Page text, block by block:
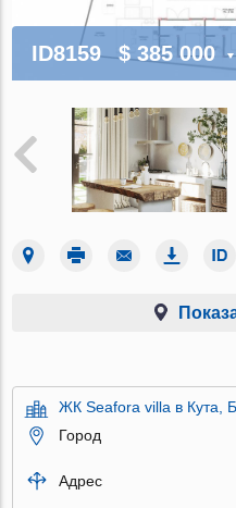
ID8159 $ 385 000
ЖК Seafora villa в Кута,
Город
Адрес